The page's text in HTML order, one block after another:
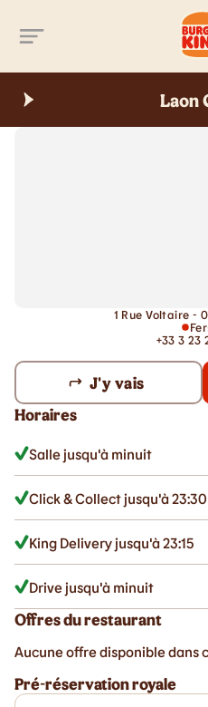
Laon
1 Rue Voltaire -
+33 3 23
J'y vais
Horaires
Salle jusqu'à minuit
Click & Collect jusqu'à 23:30
King Delivery jusqu'à 23:15
Drive jusqu'à minuit
Offres du restaurant
Aucune offre disponible dans
Pré-réservation royale